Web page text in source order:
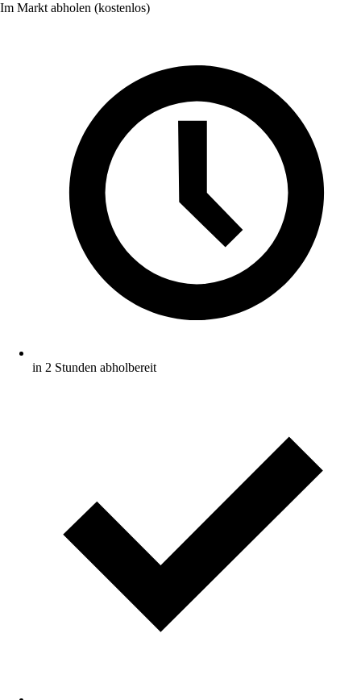
Im Markt abholen (kostenlos)
in 2 Stunden abholbereit